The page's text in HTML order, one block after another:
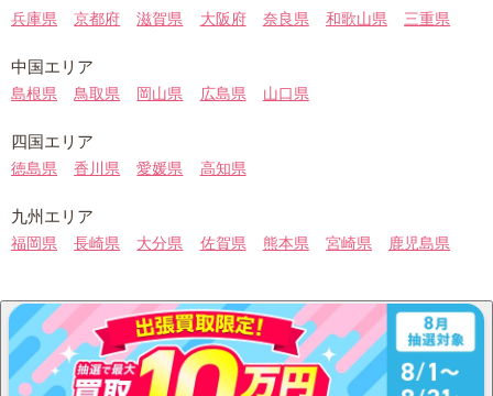
兵庫県 京都府 滋賀県 大阪府 奈良県 和歌山県 三重県
中国エリア
島根県 鳥取県 岡山県 広島県 山口県
四国エリア
徳島県 香川県 愛媛県 高知県
九州エリア
福岡県 長崎県 大分県 佐賀県 熊本県 宮崎県 鹿児島県